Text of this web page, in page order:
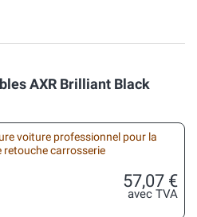
AXR Brilliant Black
voiture professionnel pour la
retouche carrosserie
57,07 €
avec TVA